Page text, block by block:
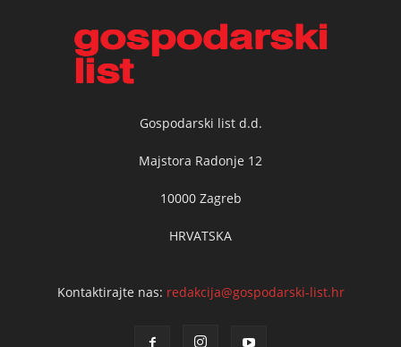
Gospodarski list d.d.
Majstora Radonje 12
10000 Zagreb
HRVATSKA
Kontaktirajte nas: redakcija@gospodarski-list.hr